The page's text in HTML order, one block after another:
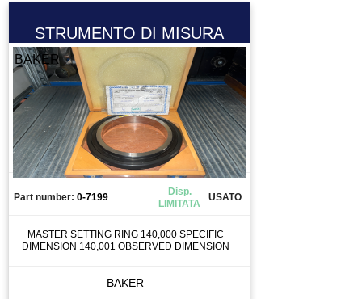
STRUMENTO DI MISURA
BAKER
Part number: 0-7199
Disp.
LIMITATA
USATO
MASTER SETTING RING 140,000 SPECIFIC
DIMENSION 140,001 OBSERVED DIMENSION
BAKER